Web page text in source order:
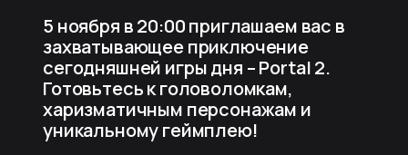
5 ноября в 20:00 приглашаем вас в
захватывающее приключение
сегодняшней игры дня – Portal 2.
Готовьтесь к головоломкам,
харизматичным персонажам и
уникальному геймплею!